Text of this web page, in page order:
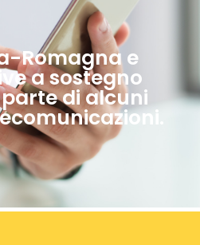
Romagna e
a sostegno
di alcuni